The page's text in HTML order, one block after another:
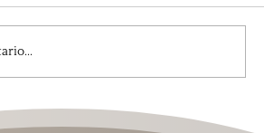
San Pío, un lugar en